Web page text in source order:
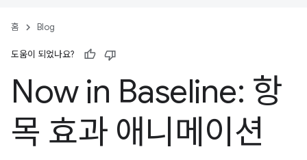
홈 Blog
도움이 되었나요?
Now in Baseline: 항
목 효과 애니메이션